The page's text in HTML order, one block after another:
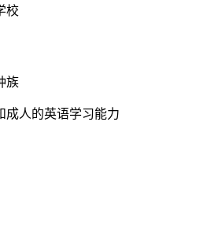
校
族
成人的英语学习能力